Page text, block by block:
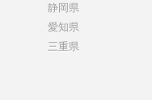
静岡県
愛知県
三重県